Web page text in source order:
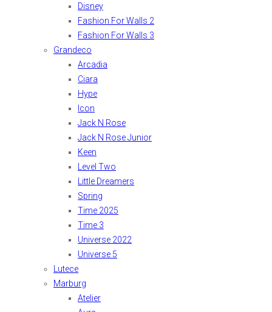
Disney
Fashion For Walls 2
Fashion For Walls 3
Grandeco
Arcadia
Ciara
Hype
Icon
Jack N Rose
Jack N Rose Junior
Keen
Level Two
Little Dreamers
Spring
Time 2025
Time 3
Universe 2022
Universe 5
Lutece
Marburg
Atelier